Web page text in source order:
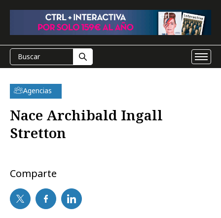
Agencias
Nace Archibald Ingall
Stretton
Comparte